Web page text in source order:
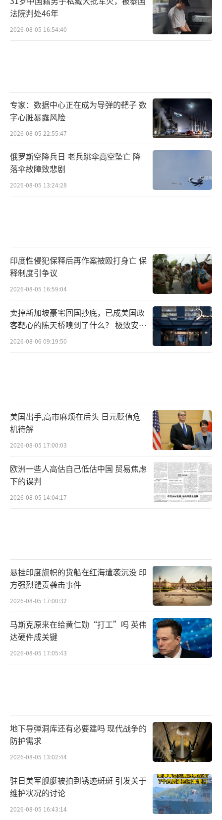
法院判处46年
2026-08-05 16:54:40
专家：数据中心正在成为导弹的靶子 数
字心脏暴露风险
2026-08-05 22:55:47
俄罗斯空降兵日 老兵跳伞高空坠亡 降
落伞故障致悲剧
2026-08-05 13:24:28
印度性侵犯保释后再作案被殴打身亡 保
释制度引争议
2026-08-05 16:59:04
卖掉新加坡豪宅回国抄底，已成美国政
客靶心的陈天桥嗅到了什么？ 极致安全
的追寻
2026-08-06 09:19:50
美国出手,高市麻烦在后头 日元贬值危
机待解
2026-08-05 17:00:03
欧洲一些人高估自己低估中国 贸易焦虑
下的误判
2026-08-05 14:04:17
悬挂印度旗帜的货船在红海遭袭沉没 印
方强烈谴责袭击事件
2026-08-05 17:00:32
马斯克原来在给黄仁勋“打工”吗 英伟
达硬件成关键
2026-08-05 17:05:43
地下导弹洞库还有必要建吗 现代战争的
防护需求
2026-08-05 13:02:44
驻日美军舰艇被拍到锈迹斑斑 引发关于
维护状况的讨论
2026-08-05 16:43:14